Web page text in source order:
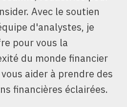
Avec le soutien
d'analystes, je
pour vous la
du monde financier
aider à prendre des
financières éclairées.